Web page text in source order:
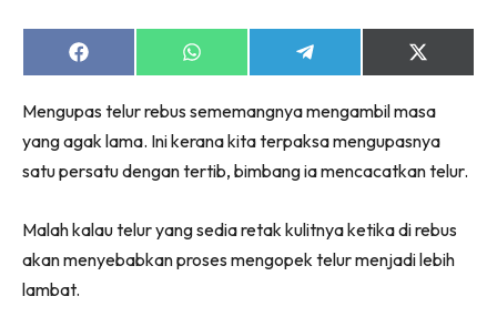
Share
on
Share
on
Share
on
Share
on
(Twitter)
Mengupas telur rebus sememangnya mengambil masa
yang agak lama. Ini kerana kita terpaksa mengupasnya
satu persatu dengan tertib, bimbang ia mencacatkan telur.
Malah kalau telur yang sedia retak kulitnya ketika di rebus
akan menyebabkan proses mengopek telur menjadi lebih
lambat.